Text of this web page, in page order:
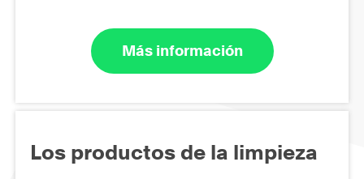
Más información
Los productos de la limpieza